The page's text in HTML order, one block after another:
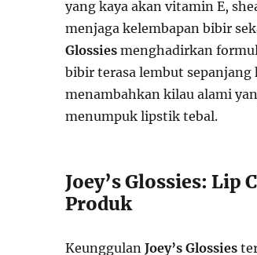
yang kaya akan vitamin E,
menjaga kelembapan bibir
Glossiesmenghadirkan
bibir terasa lembut
menambahkan kilau alami
menumpuk lipstik tebal.
Joey’s Glossies: Lip
Produk
Keunggulan Joey’s Glossies